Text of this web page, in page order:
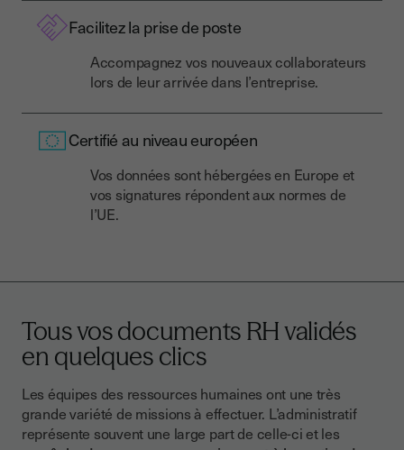
Facilitez la prise de poste
Accompagnez vos nouveaux collaborateurs
lors de leur arrivée dans l’entreprise.
Certifié au niveau européen
Vos données sont hébergées en Europe et
vos signatures répondent aux normes de
l’UE.
Tous vos documents RH validés
en quelques clics
Les équipes des ressources humaines ont une très
grande variété de missions à effectuer. L’administratif
représente souvent une large part de celle-ci et les